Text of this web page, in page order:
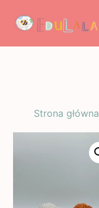
Strona główna